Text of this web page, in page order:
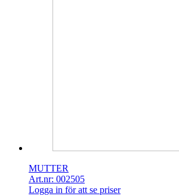
MUTTER
Art.nr: 002505
Logga in för att se priser